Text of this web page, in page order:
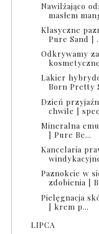
Nawilżająco
masłem
Klasyczne
Pure Sand |
Odkrywamy
Lakier
Born Pretty
Dzień
chwile |
Mineralna
| Pure Be...
Kancelaria
Paznokcie w
zdobienia |
Pielęgnacja
| krem p...
LIPCA